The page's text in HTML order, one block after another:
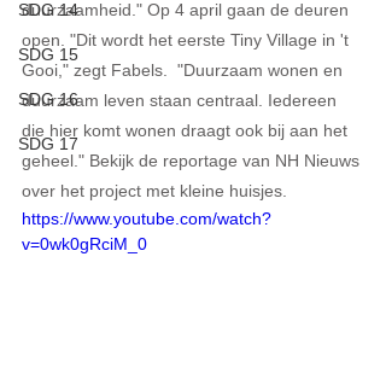
SDG 14
SDG 15
SDG 16
SDG 17
duurzaamheid." Op 4 april gaan de deuren
open. "Dit wordt het eerste Tiny Village in 't
Gooi," zegt Fabels.  "Duurzaam wonen en
duurzaam leven staan ​​centraal. Iedereen
die hier komt wonen draagt ook bij aan het
geheel." Bekijk de reportage van NH Nieuws
over het project met kleine huisjes.
https://www.youtube.com/watch?
v=0wk0gRciM_0